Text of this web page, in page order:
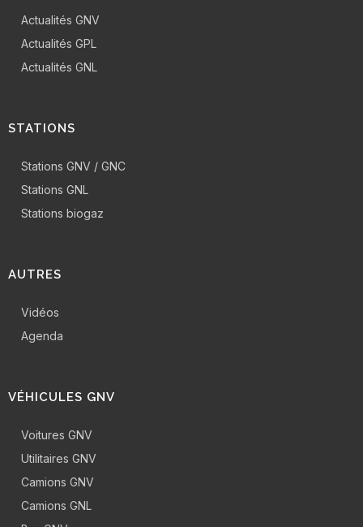
Actualités GNV
Actualités GPL
Actualités GNL
STATIONS
Stations GNV / GNC
Stations GNL
Stations biogaz
AUTRES
Vidéos
Agenda
VÉHICULES GNV
Voitures GNV
Utilitaires GNV
Camions GNV
Camions GNL